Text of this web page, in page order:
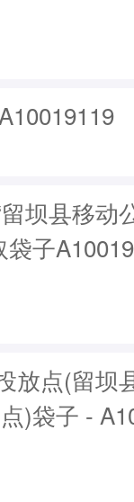
坝县移动
子
放点(留坝
)袋子 -